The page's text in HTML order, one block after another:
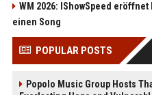
WM 2026: IShowSpeed
einen Song
POPULAR POSTS
Popolo Music Group Hosts